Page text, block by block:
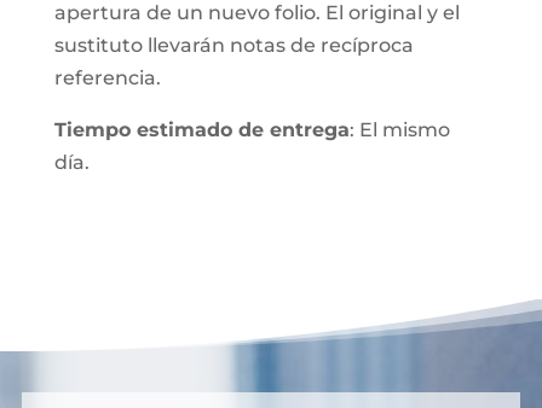
apertura de un nuevo folio. El original y el
sustituto llevarán notas de recíproca
referencia.
Tiempo estimado de entrega: El mismo
día.